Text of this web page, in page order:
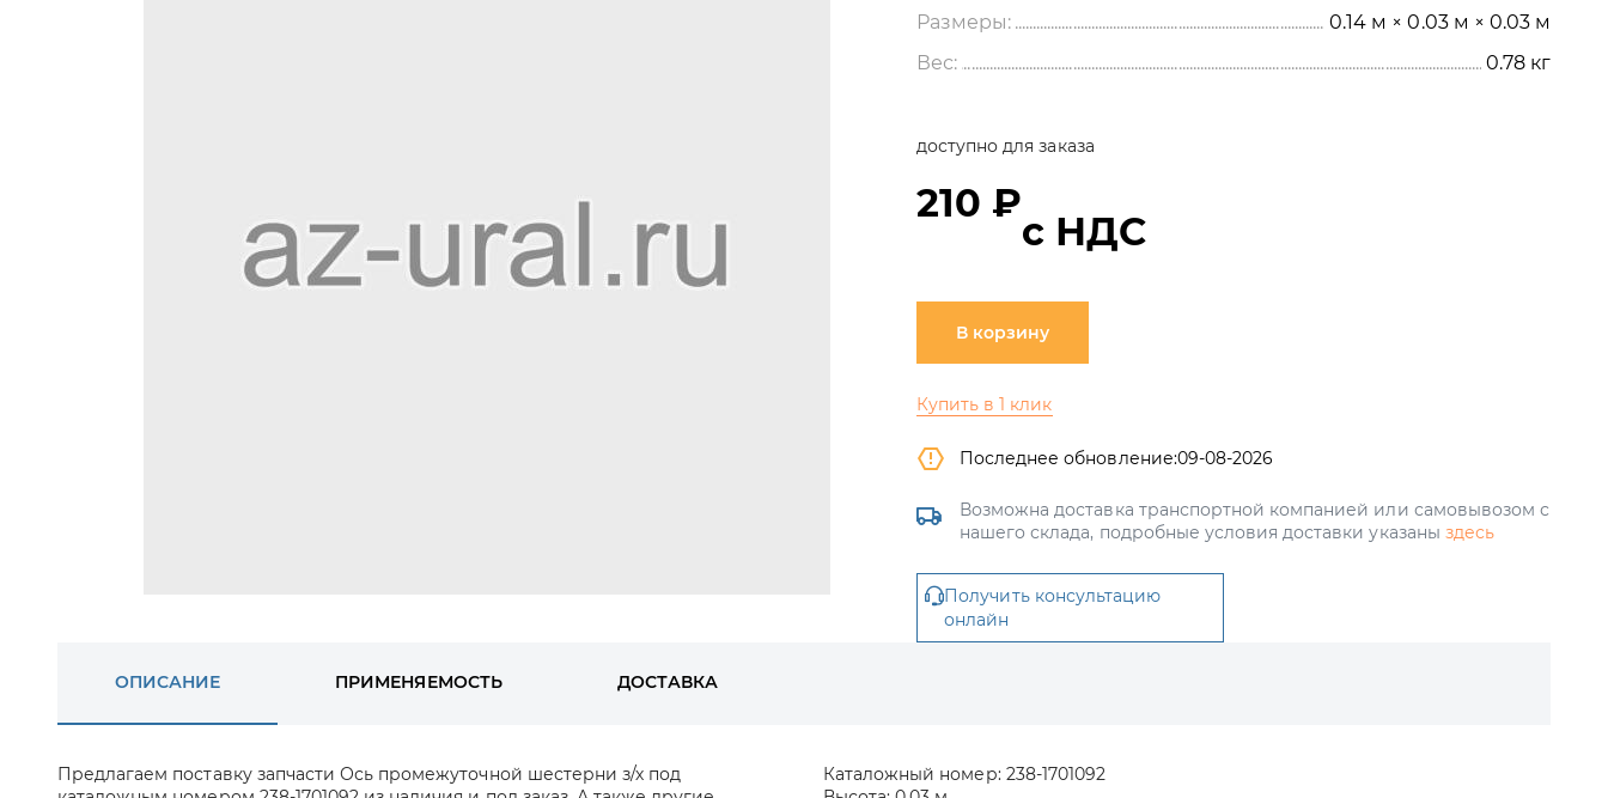
Размеры:
0.14 м × 0.03 м × 0.03 м
Вес:
0.78 кг
доступно для заказа
210 ₽
с НДС
В корзину
Купить в 1 клик
Последнее обновление:09-08-2026
Возможна доставка транспортной компанией или самовывозом с
нашего склада, подробные условия доставки указаны здесь
Получить консультацию
онлайн
ОПИСАНИЕ ПРИМЕНЯЕМОСТЬ ДОСТАВКА
Предлагаем поставку запчасти Ось промежуточной шестерни з/х под
Каталожный номер: 238-1701092